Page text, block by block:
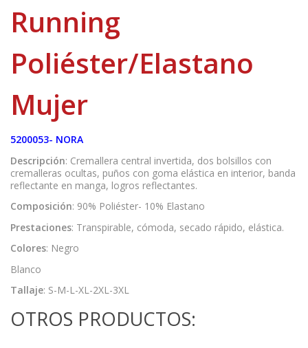
Running
Poliéster/Elastano
Mujer
5200053- NORA
Descripción: Cremallera central invertida, dos bolsillos con
cremalleras ocultas, puños con goma elástica en interior, banda
reflectante en manga, logros reflectantes.
Composición: 90% Poliéster- 10% Elastano
Prestaciones: Transpirable, cómoda, secado rápido, elástica.
Colores: Negro
Blanco
Tallaje: S-M-L-XL-2XL-3XL
OTROS PRODUCTOS: